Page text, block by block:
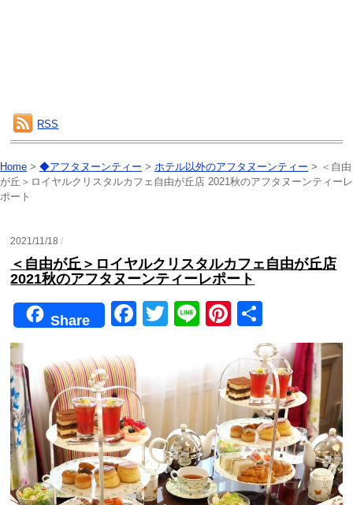
RSS
Home > ◆アフタヌーンティー > ホテル以外のアフタヌーンティー > ＜自由
が丘＞ロイヤルクリスタルカフェ自由が丘店 2021秋のアフタヌーンティーレ
ポート
2021/11/18/
＜自由が丘＞ロイヤルクリスタルカフェ自由が丘店
2021秋のアフタヌーンティーレポート
Share
F
e
b
o
o
k
T
er
Li
e
Pi
er
e
st
有